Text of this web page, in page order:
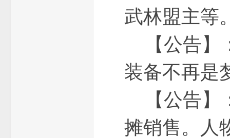
武林盟主等
【公告】
装备不再是
【公告】
摊销售。人